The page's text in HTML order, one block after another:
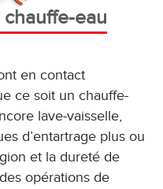
chauffe-eau
en contact
ce soit un chauffe-
lave-vaisselle,
d’entartrage plus ou
et la dureté de
opérations de